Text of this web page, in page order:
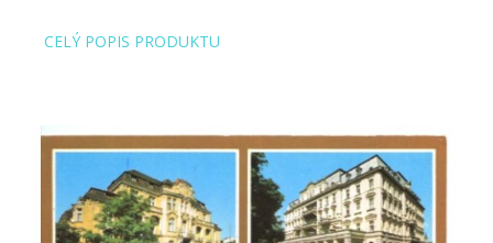
CELÝ POPIS PRODUKTU